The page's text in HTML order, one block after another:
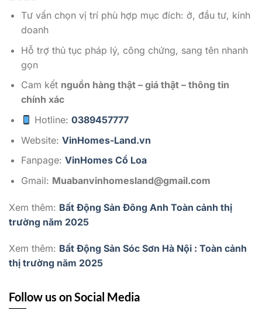
Tư vấn chọn vị trí phù hợp mục đích: ở, đầu tư, kinh
doanh
Hỗ trợ thủ tục pháp lý, công chứng, sang tên nhanh
gọn
Cam kết nguồn hàng thật – giá thật – thông tin
chính xác
Hotline:0389457777
Website: VinHomes-Land.vn
Fanpage: VinHomes Cổ Loa
Gmail: Muabanvinhomesland@gmail.com
Xem thêm: Bất Động Sản Đông Anh Toàn cảnh thị
trường năm 2025
Xem thêm: Bất Động Sản Sóc Sơn Hà Nội : Toàn cảnh
thị trường năm 2025
Follow us on Social Media